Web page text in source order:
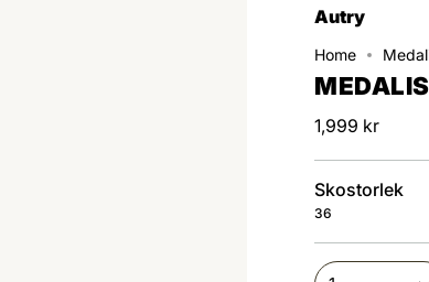
Autry
Home
1,999 kr
Skostorlek
36